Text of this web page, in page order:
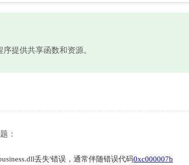
序提供共享函数和资源。
：
丢失'错误，通常伴随错误代码0xc000007b